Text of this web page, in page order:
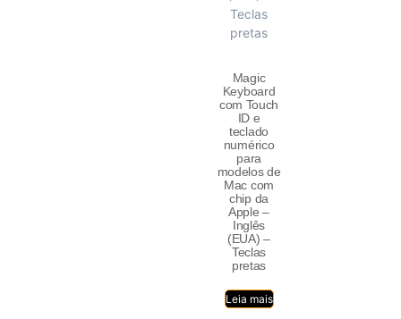
Magic
Keyboard
com Touch
ID e
teclado
numérico
para
modelos de
Mac com
chip da
Apple –
Inglês
(EUA) –
Teclas
pretas
Leia mais